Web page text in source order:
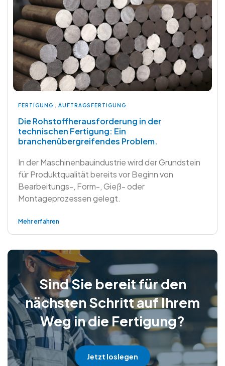
FERTIGUNG AUFTRAGSFERTIGUNG
Die Rohstoffherausforderung in der
technischen Fertigung: Ein
branchenübergreifendes Problem.
In der Maschinenbauindustrie wird der Grundstein
für Produktqualität bereits vor Beginn von
Bearbeitungs-, Form-, Gieß- oder
Montageprozessen gelegt.
Mehr erfahren
Sind Sie bereit für den
nächsten Schritt auf Ihrem
Weg in die Fertigung?
Jetzt loslegen